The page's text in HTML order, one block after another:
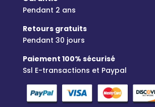
Pendant 2 ans
Retours gratuits
Pendant 30 jours
Paiement 100% sécurisé
Ssl E-transactions et Paypal